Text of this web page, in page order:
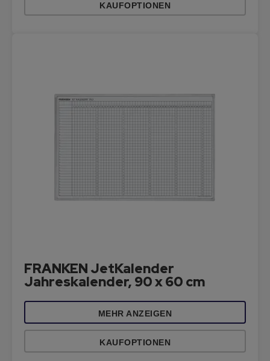
KAUFOPTIONEN
FRANKEN JetKalender
Jahreskalender, 90 x 60 cm
MEHR ANZEIGEN
KAUFOPTIONEN